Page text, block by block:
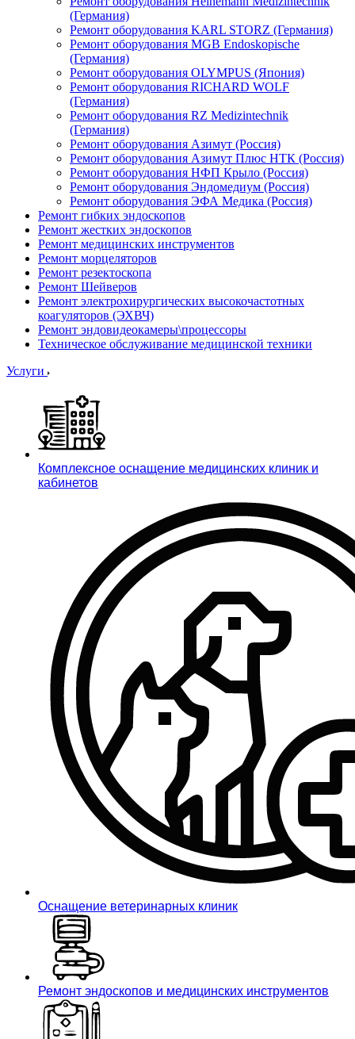
(Германия)
Ремонт оборудования KARL STORZ (Германия)
Ремонт оборудования MGB Endoskopische
(Германия)
Ремонт оборудования OLYMPUS (Япония)
Ремонт оборудования RICHARD WOLF
(Германия)
Ремонт оборудования RZ Medizintechnik
(Германия)
Ремонт оборудования Азимут (Россия)
Ремонт оборудования Азимут Плюс НТК (Россия)
Ремонт оборудования НФП Крыло (Россия)
Ремонт оборудования Эндомедиум (Россия)
Ремонт оборудования ЭФА Медика (Россия)
Ремонт гибких эндоскопов
Ремонт жестких эндоскопов
Ремонт медицинских инструментов
Ремонт морцеляторов
Ремонт резектоскопа
Ремонт Шейверов
Ремонт электрохирургических высокочастотных
коагуляторов (ЭХВЧ)
Ремонт эндовидеокамеры\процессоры
Техническое обслуживание медицинской техники
Услуги
Комплексное оснащение медицинских клиник и
кабинетов
Оснащение ветеринарных клиник
Ремонт эндоскопов и медицинских инструментов